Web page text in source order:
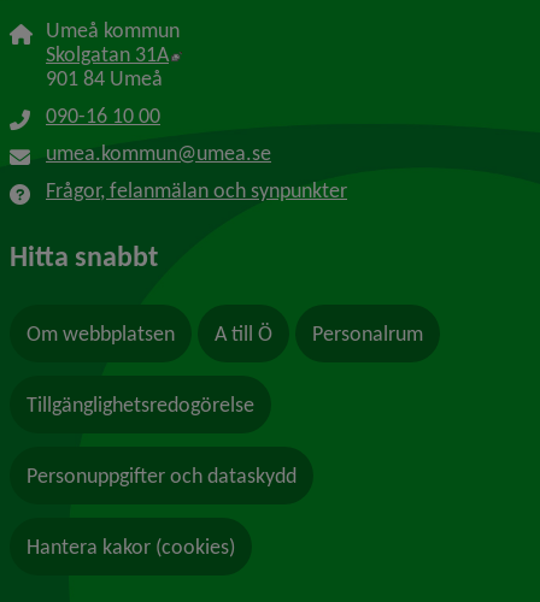
Umeå kommun
Skolgatan 31A Länk till annan webbplats, öppnas i nytt
901 84 Umeå
090-16 10 00
umea.kommun@umea.se
Frågor, felanmälan och synpunkter
Hitta snabbt
Om webbplatsen A till Ö Personalrum
Tillgänglighetsredogörelse
Personuppgifter och dataskydd
Hantera kakor (cookies)